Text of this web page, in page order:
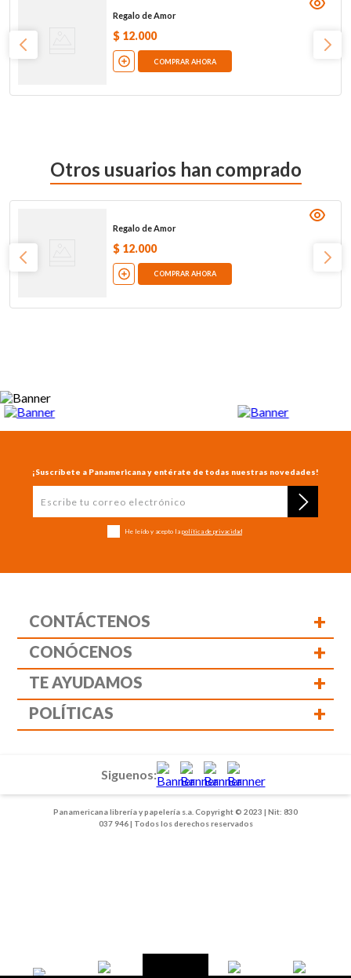
Regalo de Amor
$ 12.000
COMPRAR AHORA
Otros usuarios han comprado
Regalo de Amor
$ 12.000
COMPRAR AHORA
¡Suscríbete a Panamericana y entérate de todas nuestras novedades!
He leído y acepto la política de privacidad
CONTÁCTENOS +
CONÓCENOS +
TE AYUDAMOS +
POLÍTICAS +
Panamericana librería y papelería s.a. Copyright © 2023 | Nit: 830
037 946 | Todos los derechos reservados
Siguenos: